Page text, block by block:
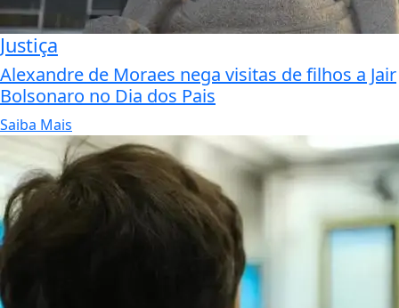
Justiça
Alexandre de Moraes nega visitas de filhos a Jair
Bolsonaro no Dia dos Pais
Saiba Mais